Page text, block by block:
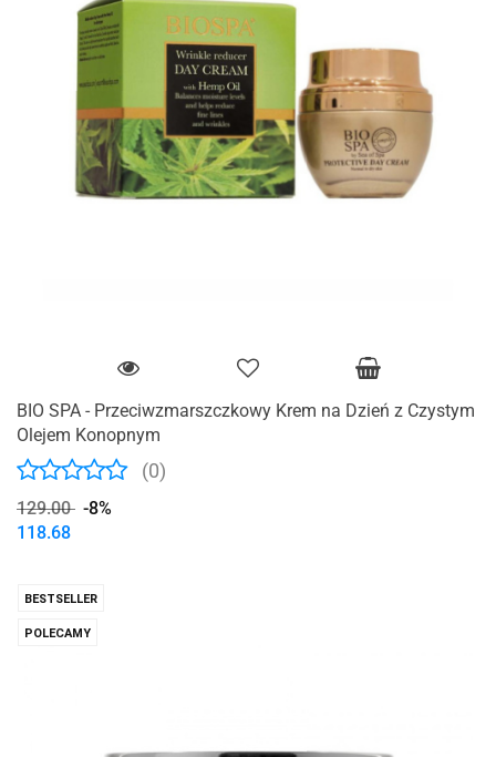
BIO SPA - Przeciwzmarszczkowy Krem na Dzień z Czystym
Olejem Konopnym
(0)
129.00 -8%
118.68
BESTSELLER
POLECAMY